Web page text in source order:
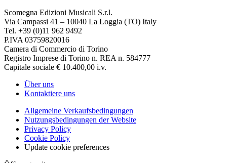
Scomegna Edizioni Musicali S.r.l.
Via Campassi 41 – 10040 La Loggia (TO) Italy
Tel. +39 (0)11 962 9492
P.IVA 03759820016
Camera di Commercio di Torino
Registro Imprese di Torino n. REA n. 584777
Capitale sociale € 10.400,00 i.v.
Über uns
Kontaktiere uns
Allgemeine Verkaufsbedingungen
Nutzungsbedingungen der Website
Privacy Policy
Cookie Policy
Update cookie preferences